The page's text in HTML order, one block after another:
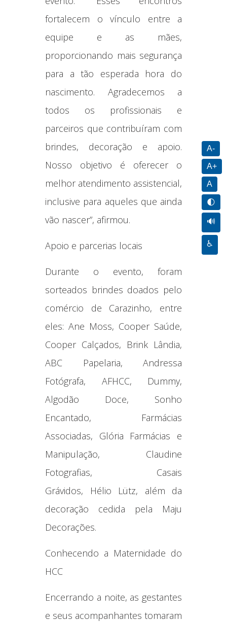
A-
A+
A
🌓
🔊
♿
fortalecem o vínculo entre a
equipe e as mães,
proporcionando mais segurança
para a tão esperada hora do
nascimento. Agradecemos a
todos os profissionais e
parceiros que contribuíram com
brindes, decoração e apoio.
Nosso objetivo é oferecer o
melhor atendimento assistencial,
inclusive para aqueles que ainda
vão nascer”, afirmou.
Apoio e parcerias locais
Durante o evento, foram
sorteados brindes doados pelo
comércio de Carazinho, entre
eles: Ane Moss, Cooper Saúde,
Cooper Calçados, Brink Lândia,
ABC Papelaria, Andressa
Fotógrafa, AFHCC, Dummy,
Algodão Doce, Sonho
Encantado, Farmácias
Associadas, Glória Farmácias e
Manipulação, Claudine
Fotografias, Casais
Grávidos, Hélio Lütz, além da
decoração cedida pela Maju
Decorações.
Conhecendo a Maternidade do
HCC
Encerrando a noite, as gestantes
e seus acompanhantes tomaram